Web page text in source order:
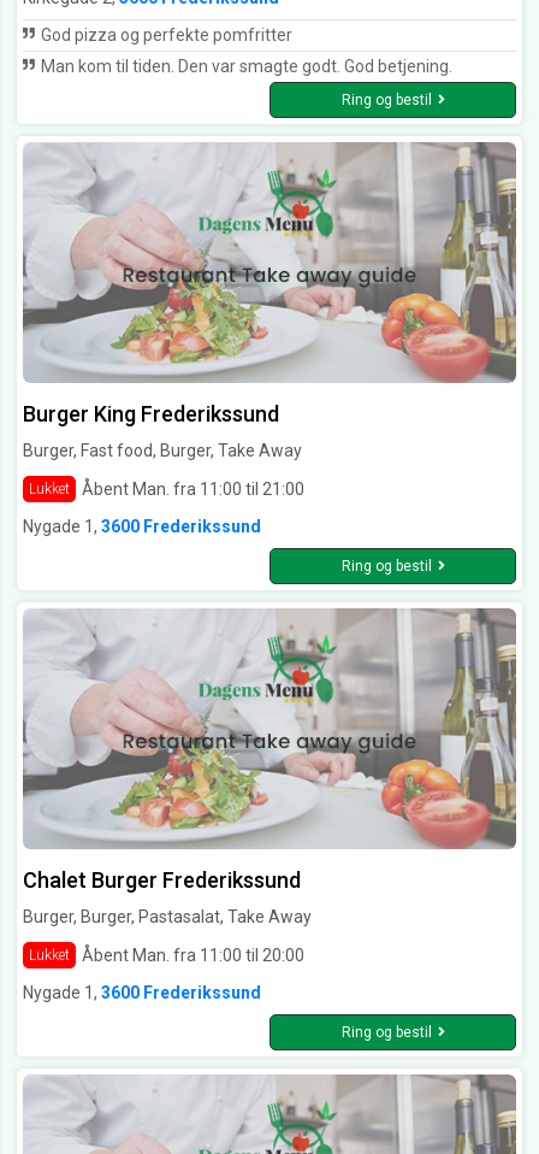
God pizza og perfekte pomfritter
Man kom til tiden. Den var smagte godt. God betjening.
Ring og bestil
Burger King Frederikssund
Burger, Fast food, Burger, Take Away
Lukket
Åbent Man. fra 11:00 til 21:00
Nygade 1, 3600 Frederikssund
Ring og bestil
Chalet Burger Frederikssund
Burger, Burger, Pastasalat, Take Away
Lukket
Åbent Man. fra 11:00 til 20:00
Nygade 1, 3600 Frederikssund
Ring og bestil